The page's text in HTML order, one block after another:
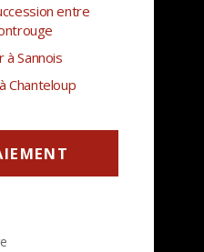
entre
à Sannois
Chanteloup